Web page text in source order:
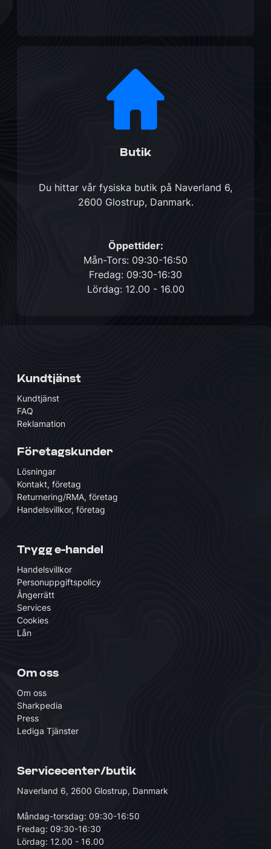
Butik
Du hittar vår fysiska butik på Naverland 6,
2600 Glostrup, Danmark.
Öppettider:
Mån-Tors: 09:30-16:50
Fredag: 09:30-16:30
Lördag: 12.00 - 16.00
Kundtjänst
Kundtjänst
FAQ
Reklamation
Företagskunder
Lösningar
Kontakt, företag
Returnering/RMA, företag
Handelsvillkor, företag
Trygg e-handel
Handelsvillkor
Personuppgiftspolicy
Ångerrätt
Services
Cookies
Lån
Om oss
Om oss
Sharkpedia
Press
Lediga Tjänster
Servicecenter/butik
Naverland 6, 2600 Glostrup, Danmark
Måndag-torsdag: 09:30-16:50
Fredag: 09:30-16:30
Lördag: 12.00 - 16.00